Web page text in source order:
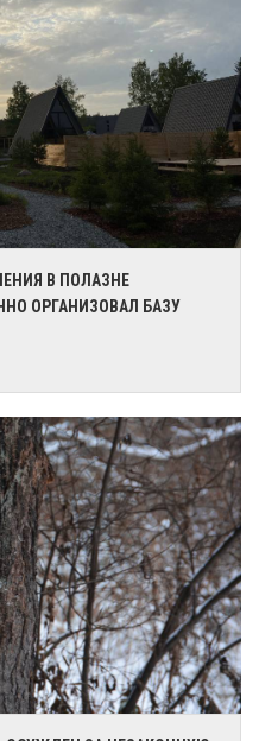
В ПОЛАЗНЕ
ОРГАНИЗОВАЛ БАЗУ